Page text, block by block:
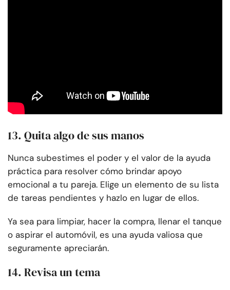
13. Quita algo de sus manos
Nunca subestimes el poder y el valor de la ayuda
práctica para resolver cómo brindar apoyo
emocional a tu pareja. Elige un elemento de su lista
de tareas pendientes y hazlo en lugar de ellos.
Ya sea para limpiar, hacer la compra, llenar el tanque
o aspirar el automóvil, es una ayuda valiosa que
seguramente apreciarán.
14. Revisa un tema